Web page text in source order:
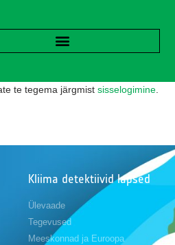
te tegema järgmist sisselogimine
Kliima detektiivid lapsed
Ülevaade
Tegevused
Meeskonnad ja Euroopa